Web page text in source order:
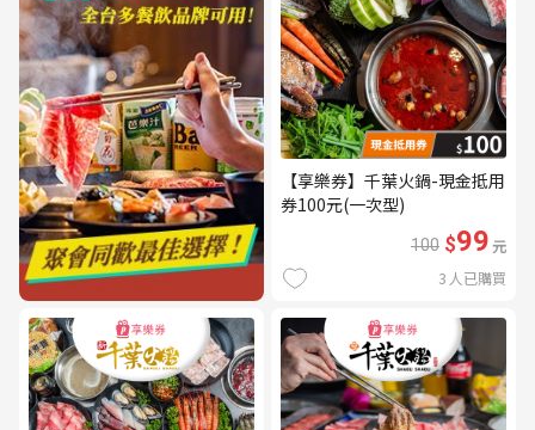
【享樂券】千葉火鍋-現金抵用
券100元(一次型)
100 $99元
3 人已購買